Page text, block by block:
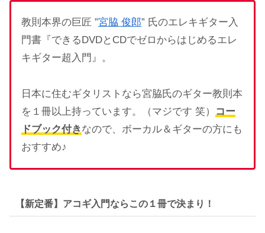
教則本界の巨匠 ”宮脇 俊郎” 氏のエレキギター入
門書『できるDVDとCDでゼロからはじめるエレ
キギター超入門』。
日本に住むギタリストなら宮脇氏のギター教則本
を１冊以上持っています。（マジです 笑）
コー
ドブック付き なので、ボーカル＆ギターの方にも
おすすめ♪
【新定番】アコギ入門ならこの１冊で決まり！